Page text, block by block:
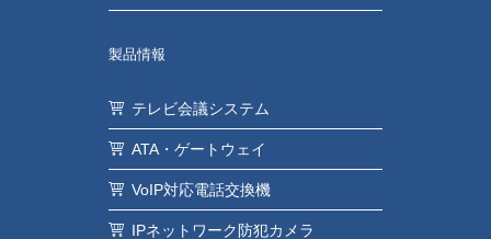
製品情報
テレビ会議システム
ATA・ゲートウェイ
VoIP対応電話交換機
IPネットワーク防犯カメラ